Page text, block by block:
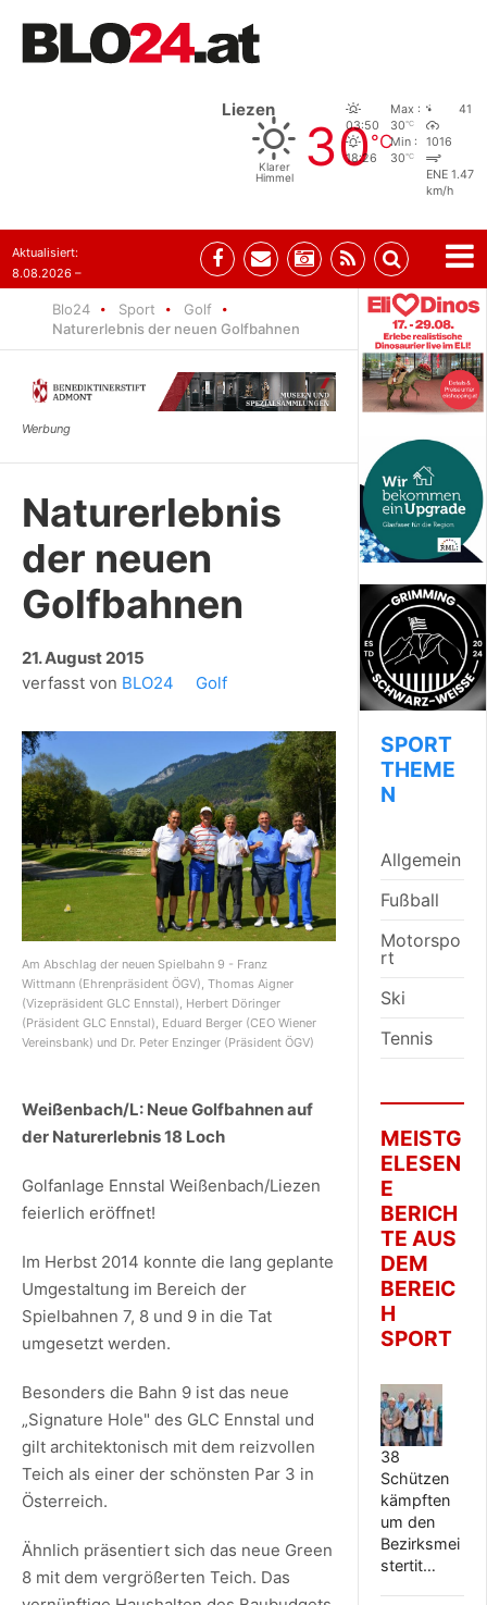
Liezen
Klarer
Himmel
30°C
03:50
18:26
Max :
30°C
Min :
30°C
41
1016
ENE 1.47
km/h
Aktualisiert:
8.08.2026 –
Blo24 Sport
Golf
Naturerlebnis der neuen Golfbahnen
Naturerlebnis
der neuen
Golfbahnen
21. August 2015
verfasst von BLO24 Golf
Am Abschlag der neuen Spielbahn 9 - Franz
Wittmann (Ehrenpräsident ÖGV), Thomas Aigner
(Vizepräsident GLC Ennstal), Herbert Döringer
(Präsident GLC Ennstal), Eduard Berger (CEO Wiener
Vereinsbank) und Dr. Peter Enzinger (Präsident ÖGV)
Weißenbach/L: Neue Golfbahnen auf
der Naturerlebnis 18 Loch
Golfanlage Ennstal Weißenbach/Liezen
feierlich eröffnet!
Im Herbst 2014 konnte die lang geplante
Umgestaltung im Bereich der
Spielbahnen 7, 8 und 9 in die Tat
umgesetzt werden.
Besonders die Bahn 9 ist das neue
„Signature Hole" des GLC Ennstal und
gilt architektonisch mit dem reizvollen
Teich als einer der schönsten Par 3 in
Österreich.
Ähnlich präsentiert sich das neue Green
8 mit dem vergrößerten Teich. Das
SPORT
THEME
N
Allgemein
Fußball
Motorspo
rt
Ski
Tennis
MEISTG
ELESEN
E
BERICH
TE AUS
DEM
BEREIC
H
SPORT
38
Schützen
kämpften
um den
Bezirksmei
stertit…